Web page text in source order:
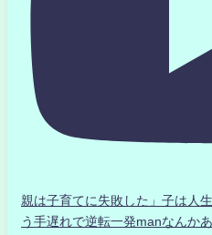
親は子育てに失敗した」子は人
う手遅れで逆転一発manなんか